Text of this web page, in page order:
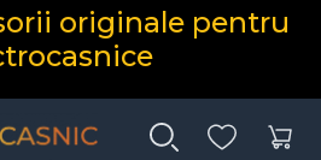
originale pentru